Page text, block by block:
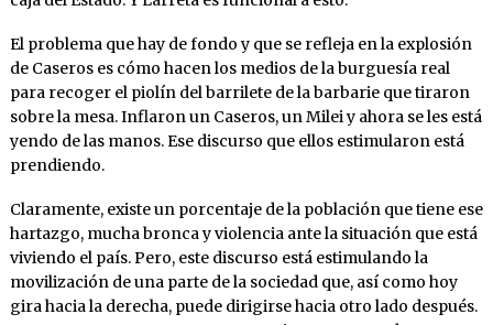
El problema que hay de fondo y que se refleja en la explosión
de Caseros es cómo hacen los medios de la burguesía real
para recoger el piolín del barrilete de la barbarie que tiraron
sobre la mesa. Inflaron un Caseros, un Milei y ahora se les está
yendo de las manos. Ese discurso que ellos estimularon está
prendiendo.
Claramente, existe un porcentaje de la población que tiene ese
hartazgo, mucha bronca y violencia ante la situación que está
viviendo el país. Pero, este discurso está estimulando la
movilización de una parte de la sociedad que, así como hoy
gira hacia la derecha, puede dirigirse hacia otro lado después.